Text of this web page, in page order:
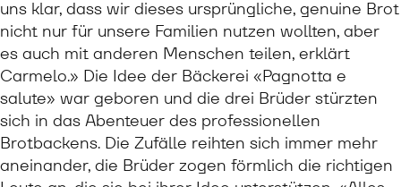
uns klar, dass wir dieses ursprüngliche, genuine Brot
nicht nur für unsere Familien nutzen wollten, aber
es auch mit anderen Menschen teilen, erklärt
Carmelo.» Die Idee der Bäckerei «Pagnotta e
salute» war geboren und die drei Brüder stürzten
sich in das Abenteuer des professionellen
Brotbackens. Die Zufälle reihten sich immer mehr
aneinander, die Brüder zogen förmlich die richtigen